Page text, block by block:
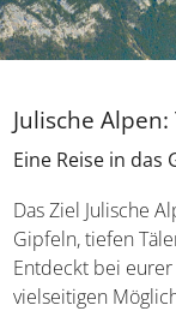
Julische
Eine Reise in das
Das Ziel Julische
Gipfeln, tiefen
Entdeckt bei
vielseitigen